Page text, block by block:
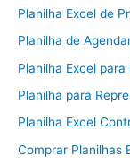
Planilha Excel de
Planilha de
Planilha Excel
Planilha para
Planilha Excel
Comprar Planilhas